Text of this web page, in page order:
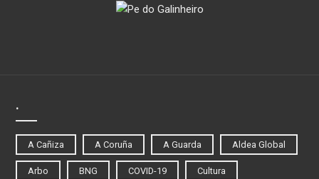
.
A Cañiza A Coruña A Guarda Aldea Global
Arbo BNG COVID-19 Cultura